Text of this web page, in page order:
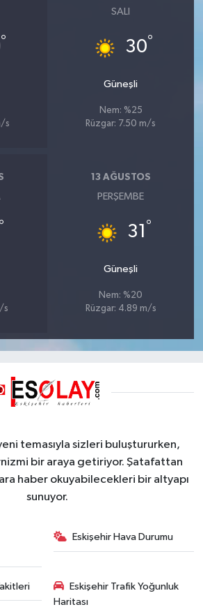
°
s
SALI
30°
Güneşli
Nem: %25
Rüzgar: 7.50 m/s
°
s
13 AĞUSTOS
PERŞEMBE
31 °
Güneşli
Nem: %20
Rüzgar: 4.89 m/s
temasıyla sizleri buluştururken,
bir araya getiriyor. Şatafattan
haber okuyabilecekleri bir altyapı
sunuyor.
Eskişehir Hava Durumu
Eskişehir Trafik Yoğunluk
Haritası